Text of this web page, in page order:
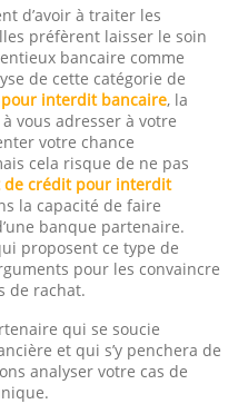
d’avoir à traiter les
préfèrent laisser le soin
bancaire comme
de cette catégorie de
interdit bancaire, la
vous adresser à votre
votre chance
cela risque de ne pas
de crédit pour interdit
la capacité de faire
banque partenaire.
proposent ce type de
pour les convaincre
de rachat.
qui se soucie
et qui s’y penchera de
analyser votre cas de